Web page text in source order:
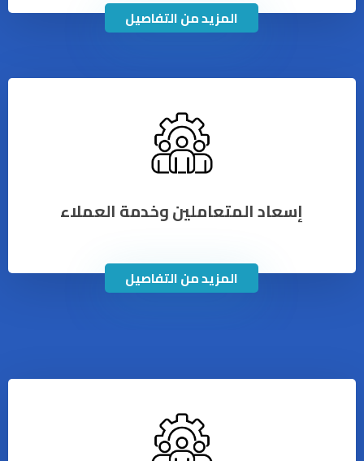
المزيد من التفاصيل
إسعاد المتعاملين وخدمة العملاء
المزيد من التفاصيل